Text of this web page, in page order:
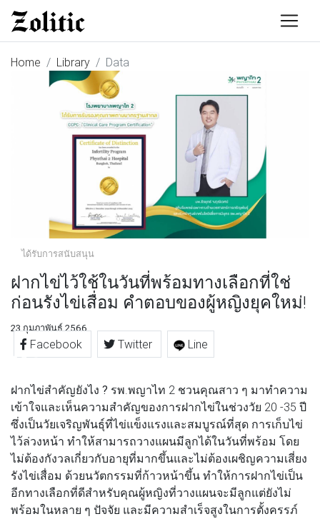
Home Library Data
ได้รับการสนับสนุน
ฝากไข่ไว้ใช้ในวันที่พร้อมทางเลือกที่ใช่
ก่อนรังไข่เสื่อม คำตอบของผู้หญิงยุคใหม่!
23 กุมภาพันธ์ 2566
Facebook Twitter Line
ฝากไข่สำคัญยังไง ? รพ.พญาไท 2 ชวนคุณสาว ๆ มาทำความ
เข้าใจและเห็นความสำคัญของการฝากไข่ในช่วงวัย 20 -35 ปี
ซึ่งเป็นวัยเจริญพันธุ์ที่ไข่แข็งแรงและสมบูรณ์ที่สุด การเก็บไข่
ไว้ล่วงหน้า ทำให้สามารถวางแผนมีลูกได้ในวันที่พร้อม โดย
ไม่ต้องกังวลเกี่ยวกับอายุที่มากขึ้นและไม่ต้องเผชิญความเสี่ยง
รังไข่เสื่อม ด้วยนวัตกรรมที่ก้าวหน้าขึ้น ทำให้การฝากไข่เป็น
อีกทางเลือกที่ดีสำหรับคุณผู้หญิงที่วางแผนจะมีลูกแต่ยังไม่
พร้อมในหลาย ๆ ปัจจัย และมีความสำเร็จสูงในการตั้งครรภ์